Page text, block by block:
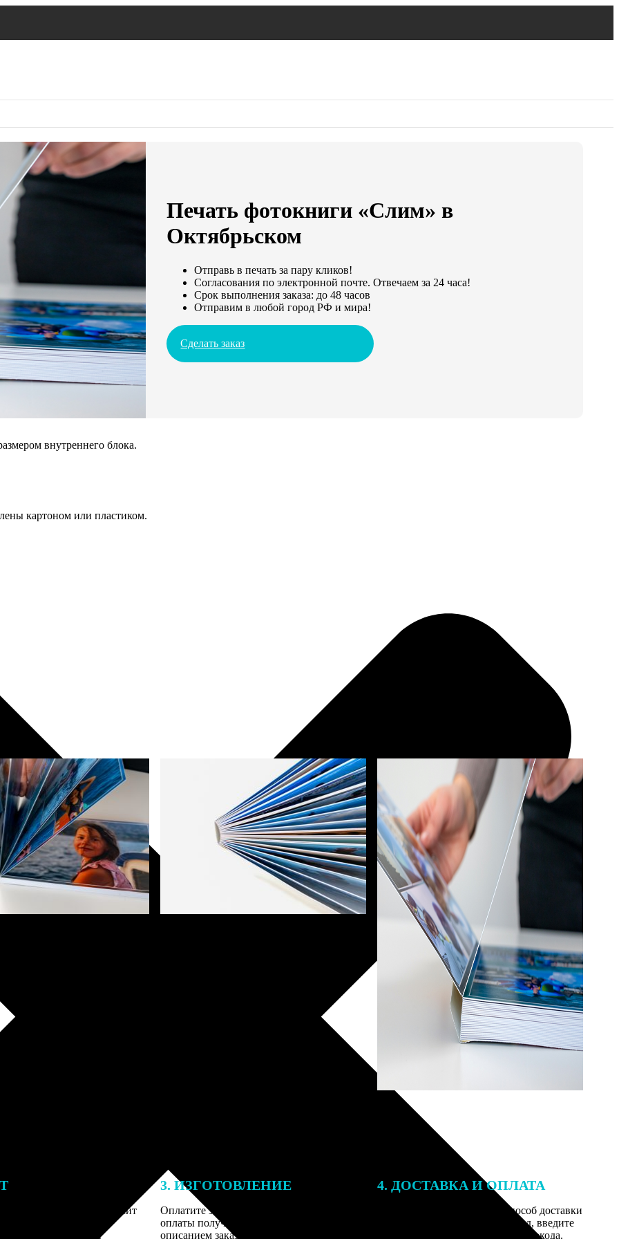
Печать фотокниги «Слим» в
Октябрьском
Отправь в печать за пару кликов!
Согласования по электронной почте. Отвечаем за 24 часа!
Срок выполнения заказа: до 48 часов
Отправим в любой город РФ и мира!
Сделать заказ
внутреннего блока.
картоном или пластиком.
ФотоКниги зависит
к печати наши
3. ИЗГОТОВЛЕНИЕ
Оплатите заказ банковской картой. После
оплаты получите подтверждение на email с
описанием заказа. Когда отправим заказ
4. ДОСТАВКА И ОПЛАТА
Введите адрес и выберите способ доставки
заказа. Если у вас есть промокод, введите
его в специальное поле для промокода.